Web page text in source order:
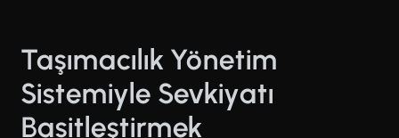
Taşımacılık Yönetim
Sistemiyle Sevkiyatı
Basitleştirmek